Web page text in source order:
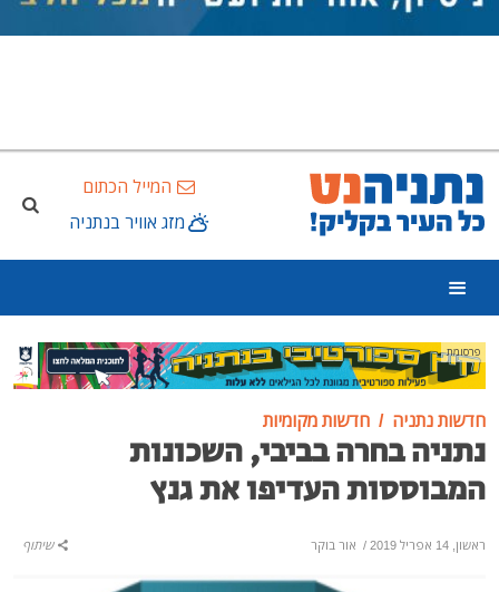
המייל הכתום
מזג אוויר בנתניה
פרסומת
חדשות נתניה חדשות מקומיות
נתניה בחרה בביבי, השכונות
המבוססות העדיפו את גנץ
ראשון, 14 אפריל 2019 / אור בוקר שיתוף